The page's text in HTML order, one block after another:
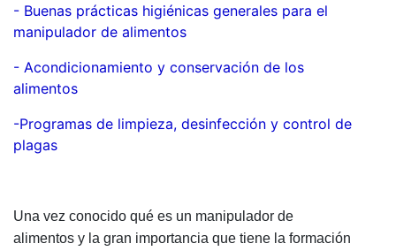
- Buenas prácticas higiénicas generales para el
manipulador de alimentos
- Acondicionamiento y conservación de los
alimentos
-Programas de limpieza, desinfección y control de
plagas
Una vez conocido qué es un manipulador de
alimentos y la gran importancia que tiene la formación